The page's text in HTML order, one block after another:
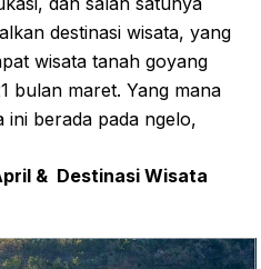
destinasi wisata, yang
wisata tanah goyang
bulan maret. Yang mana
ini berada pada ngelo,
& Destinasi Wisata